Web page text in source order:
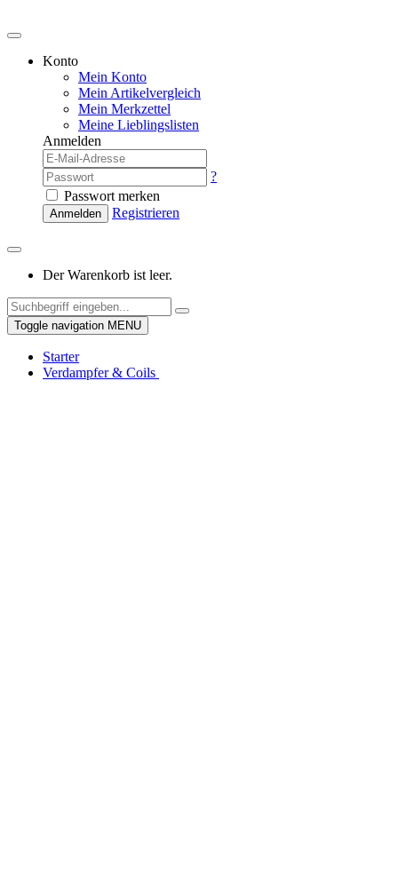
Konto
Mein Konto
Mein Artikelvergleich
Mein Merkzettel
Meine Lieblingslisten
Anmelden
?
Passwort merken
Anmelden Registrieren
Der Warenkorb ist leer.
Toggle navigation MENU
Starter
Verdampfer & Coils